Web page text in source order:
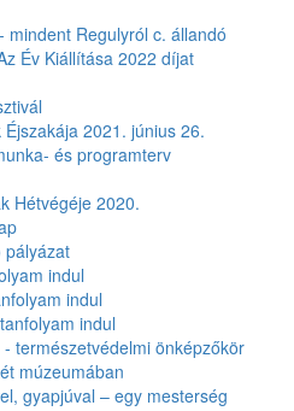
mindent Regulyról c. állandó
Év Kiállítása 2022 díjat
Éjszakája 2021. június 26.
és programterv
Hétvégéje 2020.
pályázat
indul
indul
indul
természetvédelmi önképzőkör
múzeumában
gyapjúval – egy mesterség